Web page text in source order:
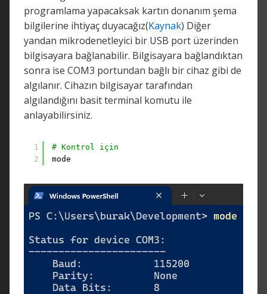
programlama yapacaksak kartın donanım şema
bilgilerine ihtiyaç duyacağız(Kaynak) Diğer
yandan mikrodenetleyici bir USB port üzerinden
bilgisayara bağlanabilir. Bilgisayara bağlandıktan
sonra ise COM3 portundan bağlı bir cihaz gibi de
algılanır. Cihazın bilgisayar tarafından
algılandığını basit terminal komutu ile
anlayabilirsiniz.
1
2
# Kontrol için
mode